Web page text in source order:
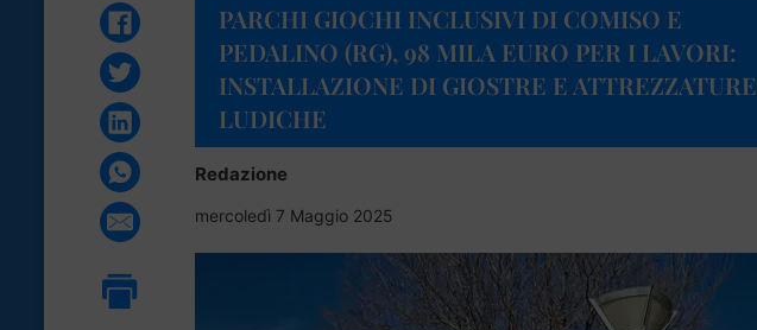
PARCHI GIOCHI INCLUSIVI DI COMISO E
PEDALINO (RG), 98 MILA EURO PER I LAVORI:
INSTALLAZIONE DI GIOSTRE E ATTREZZATURE
LUDICHE
Redazione
mercoledì 7 Maggio 2025